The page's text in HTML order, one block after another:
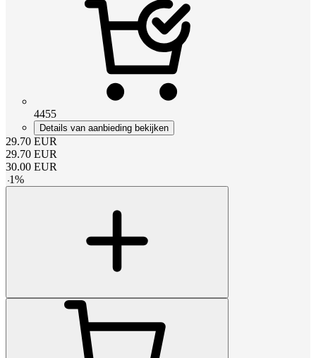
4455
Details van aanbieding bekijken
29.70 EUR
29.70 EUR
30.00 EUR
-1%